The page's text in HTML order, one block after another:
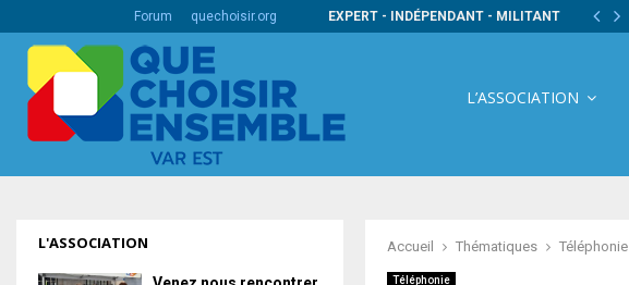
Forum quechoisir.org EXPERT - INDÉPENDANT - MILITANT
barres internationaux
L’ASSOCIATION
Accueil Thématiques Téléphonie
Téléphonie
L'ASSOCIATION